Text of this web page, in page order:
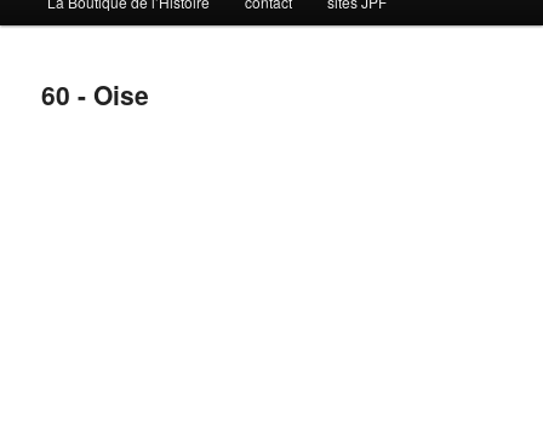
60 - Oise